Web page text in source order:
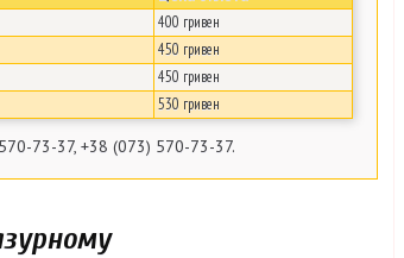
400 гривен
450 гривен
450 гривен
530 гривен
73-37, +38 (073) 570-73-37.